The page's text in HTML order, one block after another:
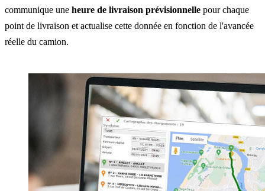
communique une heure de livraison prévisionnelle pour chaque
point de livraison et actualise cette donnée en fonction de l'avancée
réelle du camion.